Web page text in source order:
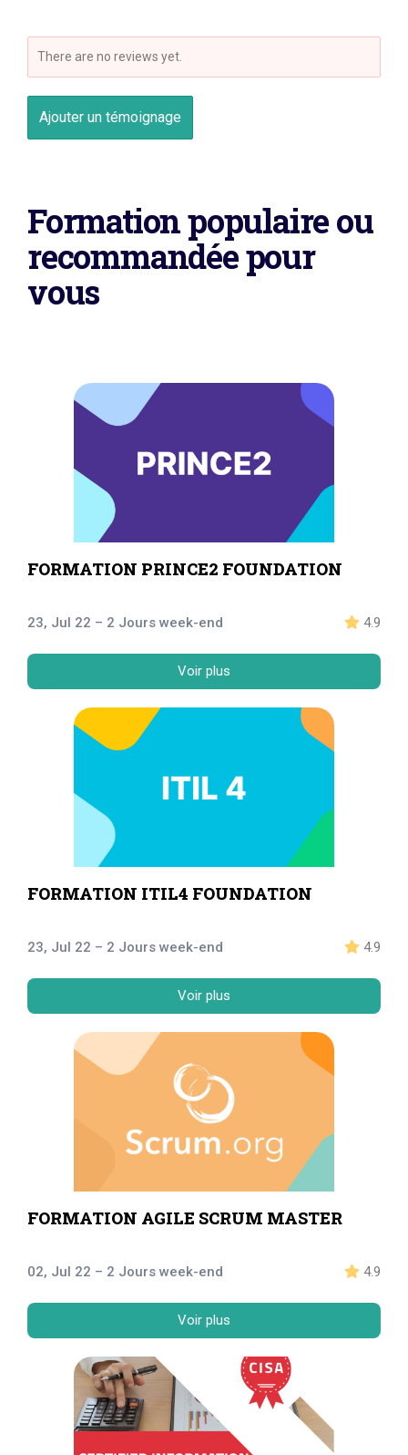
There are no reviews yet.
Ajouter un témoignage
Formation populaire ou
recommandée pour
vous
FORMATION PRINCE2 FOUNDATION
23, Jul 22 – 2 Jours week-end 4.9
Voir plus
FORMATION ITIL4 FOUNDATION
23, Jul 22 – 2 Jours week-end 4.9
Voir plus
FORMATION AGILE SCRUM MASTER
02, Jul 22 – 2 Jours week-end 4.9
Voir plus